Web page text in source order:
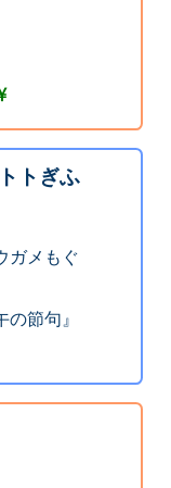
トぎふ
ガメもぐ
節句』